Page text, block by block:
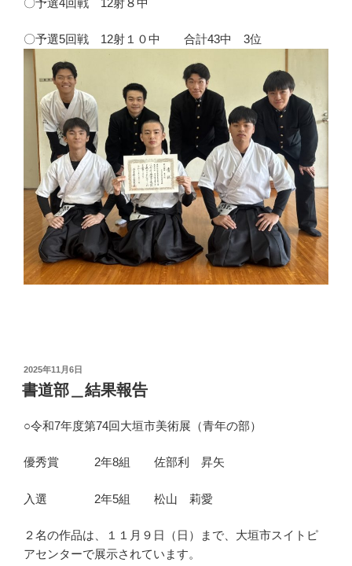
〇予選4回戦 12射８中
〇予選5回戦 12射１０中 合計43中 3位
投
稿
日:
2025年11月6日
書道部＿結果報告
○令和7年度第74回大垣市美術展（青年の部）
優秀賞 2年8組 佐部利 昇矢
入選 2年5組 松山 莉愛
２名の作品は、１１月９日（日）まで、大垣市スイトピ
アセンターで展示されています。